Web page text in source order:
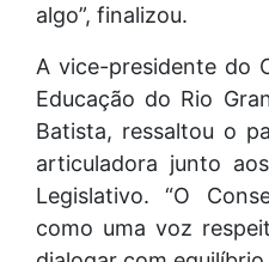
algo”, finalizou.
A vice-presidente do
Educação do Rio
Batista, ressaltou o
articuladora junto
Legislativo. “O
como uma voz